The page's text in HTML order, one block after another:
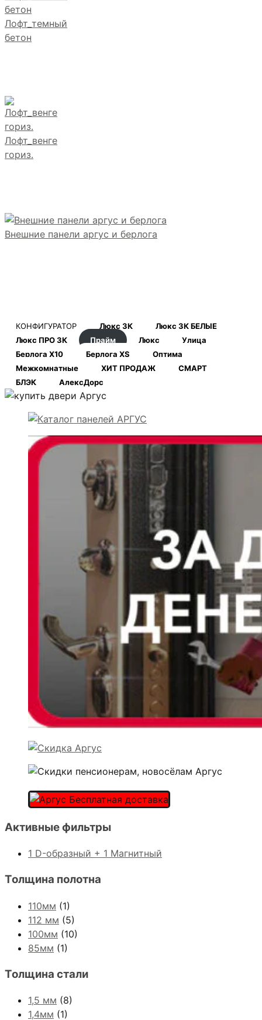
Лофт_темный
бетон
Лофт_венге
гориз.
Внешние панели аргус и берлога
КОНФИГУРАТОР Люкс 3К
Люкс 3К БЕЛЫЕ
Люкс ПРО 3К
Прайм Люкс
Улица
Берлога Х10
Берлога XS
Оптима
Межкомнатные
ХИТ ПРОДАЖ
СМАРТ
БЛЭК
АлексДорс
Активные фильтры
1 D-образный + 1 Магнитный
Толщина полотна
110мм (1)
112 мм (5)
100мм (10)
85мм (1)
Толщина стали
1,5 мм (8)
1,4мм (1)